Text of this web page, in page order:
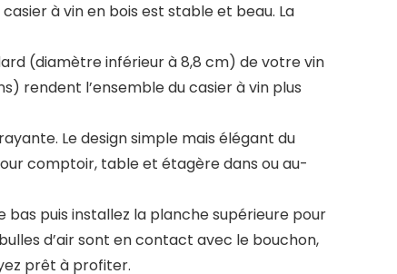
à vin en bois est stable et beau. La
(diamètre inférieur à 8,8 cm) de votre vin
rendent l’ensemble du casier à vin plus
Le design simple mais élégant du
comptoir, table et étagère dans ou au-
puis installez la planche supérieure pour
d’air sont en contact avec le bouchon,
prêt à profiter.